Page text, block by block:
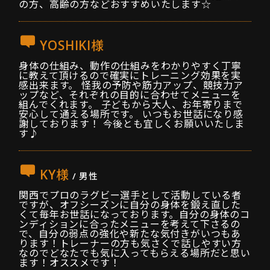
の方、高齢の方などおすすめいたします☆
YOSHIKI様
身体の仕組み、動作の仕組みをわかりやすく丁寧
に教えて頂けるので確実にトレーニング効果を実
感出来ます。 怪我の予防や筋力アップ、競技力ア
ップなど、それぞれの目的に合わせてメニューを
組んでくれます。 子どもから大人、お年寄りまで
安心して通える場所です。 いつもお世話になり感
謝しております！ 今後とも宜しくお願いいたしま
す♪
KY様 / 男性
関西でプロのラグビー選手として活動している者
ですが、オフシーズンに自分の身体を鍛え直した
くて毎年お世話になっております。自分の身体のコ
ンディションに合ったメニューを考えて下さるの
で、自分の弱点の強化や新たな気付きがいつもあ
ります！トレーナーの方も気さくで話しやすい方
なのでどなたでも気に入ってもらえる場所だと思い
ます！オススメです！